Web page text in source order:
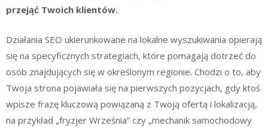
przejąć Twoich klientów.
Działania SEO ukierunkowane na lokalne wyszukiwania opierają
się na specyficznych strategiach, które pomagają dotrzeć do
osób znajdujących się w określonym regionie. Chodzi o to, aby
Twoja strona pojawiała się na pierwszych pozycjach, gdy ktoś
wpisze frazę kluczową powiązaną z Twoją ofertą i lokalizacją,
na przykład „fryzjer Września” czy „mechanik samochodowy